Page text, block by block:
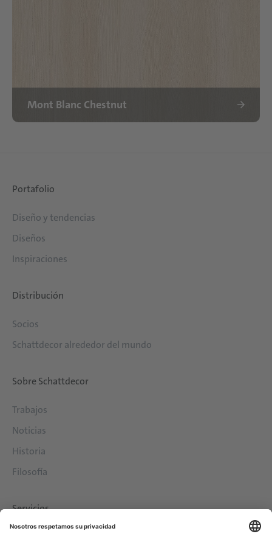
Mont Blanc Chestnut
Portafolio
Diseño y tendencias
Diseños
Inspiraciones
Distribución
Socios
Schattdecor alrededor del mundo
Sobre Schattdecor
Trabajos
Noticias
Historia
Filosofía
Servicios